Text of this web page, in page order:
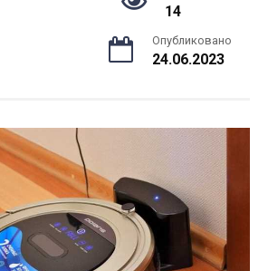
14
Опубликовано
24.06.2023